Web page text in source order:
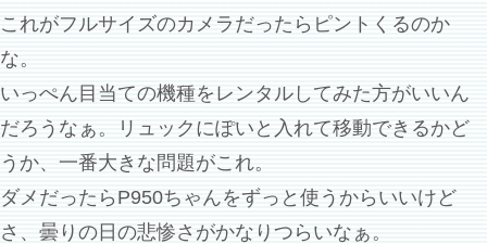
これがフルサイズのカメラだったらピントくるのか
な。
いっぺん目当ての機種をレンタルしてみた方がいいん
だろうなぁ。リュックにぽいと入れて移動できるかど
うか、一番大きな問題がこれ。
ダメだったらP950ちゃんをずっと使うからいいけど
さ、曇りの日の悲惨さがかなりつらいなぁ。